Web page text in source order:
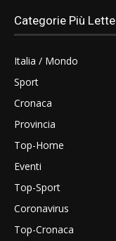
Categorie Più Lette
Italia / Mondo
Sport
Cronaca
Provincia
Top-Home
Eventi
Top-Sport
Coronavirus
Top-Cronaca